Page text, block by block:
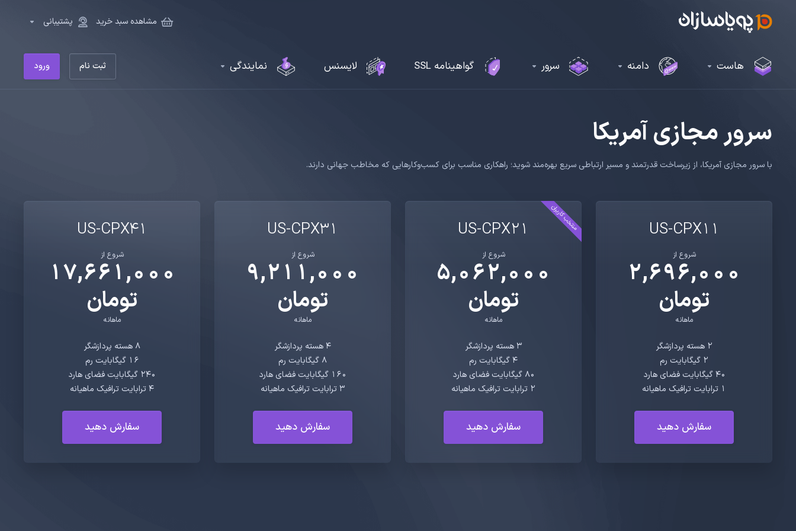
مشاهده سبد خرید پشتیبانی
هاست دامنه سرور گواهینامه SSL لایسنس نمایندگی ثبت نام ورود
سرور مجازی آمریکا
با سرور مجازی آمریکا، از زیرساخت قدرتمند و مسیر ارتباطی سریع بهره‌مند شوید؛ راهکاری مناسب برای کسب‌وکارهایی که مخاطب جهانی دارند.
US-CPX11
شروع از
2,696,000
تومان
ماهانه
2 هسته پردازشگر
2 گیگابایت رم
4۰ گیگابایت فضای هارد
1 ترابایت ترافیک ماهیانه
سفارش دهید
منتخب کاربران US-CPX21
شروع از
5,062,000
تومان
ماهانه
3 هسته پردازشگر
4 گیگابایت رم
8۰ گیگابایت فضای هارد
2 ترابایت ترافیک ماهیانه
سفارش دهید
US-CPX31
شروع از
9,211,000
تومان
ماهانه
4 هسته پردازشگر
8 گیگابایت رم
16۰ گیگابایت فضای هارد
3 ترابایت ترافیک ماهیانه
سفارش دهید
US-CPX41
شروع از
17,661,000
تومان
ماهانه
8 هسته پردازشگر
16 گیگابایت رم
240 گیگابایت فضای هارد
4 ترابایت ترافیک ماهیانه
سفارش دهید